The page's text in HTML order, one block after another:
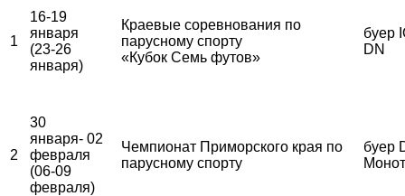
1
16-19
января
(23-26
января)
Краевые соревнования по
парусному спорту
«Кубок Семь футов»
буер
DN
2
30
января- 02
февраля
(06-09
февраля)
Чемпионат Приморского края по
парусному спорту
буер